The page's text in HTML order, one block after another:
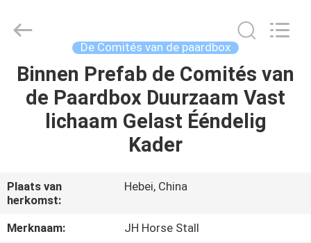
HUIS
PRODUCTEN
ONS
FABRIEKSREIS
metal
products
Rights
Reserved.
De Comités van de paardbox
Binnen Prefab de Comités van
de Paardbox Duurzaam Vast
lichaam Gelast Ééndelig
Kader
Plaats van
herkomst:
Hebei, China
Merknaam:
JH Horse Stall